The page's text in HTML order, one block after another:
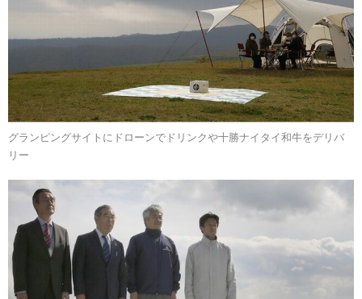
グランピングサイトにドローンでドリンクや十勝ナイタイ和牛をデリバ
リー